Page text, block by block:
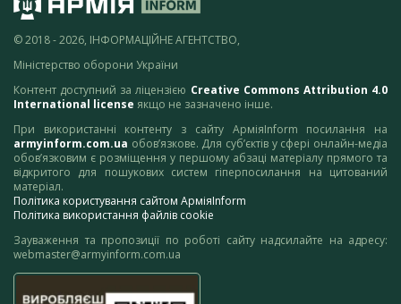
© 2018 - 2026, ІНФОРМАЦІЙНЕ АГЕНТСТВО,
Міністерство оборони України
Контент доступний за ліцензією Creative Commons Attribution 4.0
International license якщо не зазначено інше.
При використанні контенту з сайту АрміяInform посилання на
armyinform.com.ua обов’язкове. Для суб’єктів у сфері онлайн-медіа
обов’язковим є розміщення у першому абзаці матеріалу прямого та
відкритого для пошукових систем гіперпосилання на цитований
матеріал.
Політика користування сайтом АрміяInform
Політика використання файлів cookie
Зауваження та пропозиції по роботі сайту надсилайте на адресу:
webmaster@armyinform.com.ua